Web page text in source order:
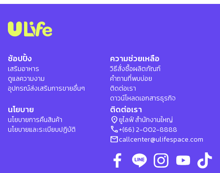
ช้อปปิ้ง
เสริมอาหาร
ดูแลความงาม
อุปกรณ์ส่งเสริมการขายอื่นๆ
ความช่วยเหลือ
วิธีสั่งซื้อผลิตภัณฑ์
คำถามที่พบบ่อย
ติดต่อเรา
ดาวน์โหลดเอกสารธุรกิจ
นโยบาย
นโยบายการคืนสินค้า
นโยบายและระเบียบปฏิบัติ
ติดต่อเรา
location_onยูไลฟ์ สำนักงานใหญ่
phone+(66) 2-002-8888
mailcallcenter@ulifespace.com